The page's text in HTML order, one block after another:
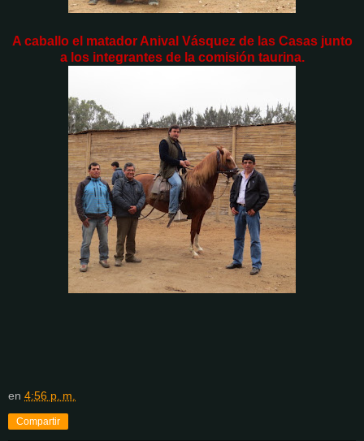
A caballo el matador Anival Vásquez de las Casas junto
a los integrantes de la comisión taurina.
en 4:56 p. m.
Compartir